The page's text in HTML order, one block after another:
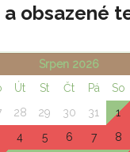
a obsazené